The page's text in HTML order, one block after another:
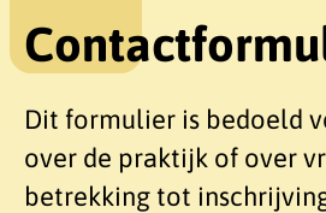
Dit formulier is bedoeld
over de praktijk of over
betrekking tot